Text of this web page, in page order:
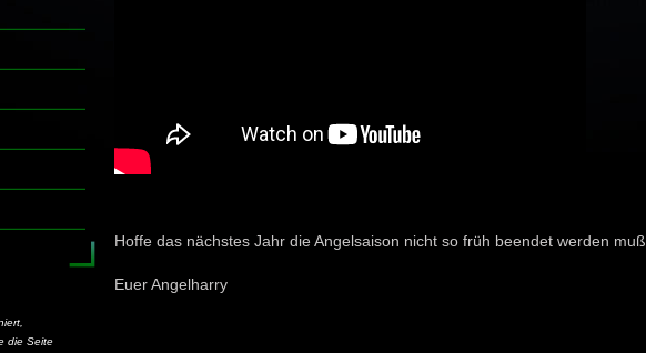
die Seite
Hoffe das nächstes Jahr die Angelsaison nicht so früh beendet werden muß.
Euer Angelharry